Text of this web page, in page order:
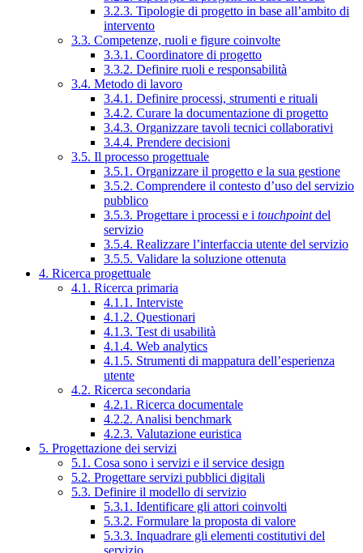
3.2.3. Tipologie di progetto in base all’ambito di
intervento
3.3. Competenze, ruoli e figure coinvolte
3.3.1. Coordinatore di progetto
3.3.2. Definire ruoli e responsabilità
3.4. Metodo di lavoro
3.4.1. Definire processi, strumenti e rituali
3.4.2. Curare la documentazione di progetto
3.4.3. Organizzare tavoli tecnici collaborativi
3.4.4. Prendere decisioni
3.5. Il processo progettuale
3.5.1. Organizzare il progetto e la sua gestione
3.5.2. Comprendere il contesto d’uso del servizio
pubblico
3.5.3. Progettare i processi e i touchpointdel
servizio
3.5.4. Realizzare l’interfaccia utente del servizio
3.5.5. Validare la soluzione ottenuta
4. Ricerca progettuale
4.1. Ricerca primaria
4.1.1. Interviste
4.1.2. Questionari
4.1.3. Test di usabilità
4.1.4. Web analytics
4.1.5. Strumenti di mappatura dell’esperienza
utente
4.2. Ricerca secondaria
4.2.1. Ricerca documentale
4.2.2. Analisi benchmark
4.2.3. Valutazione euristica
5. Progettazione dei servizi
5.1. Cosa sono i servizi e il service design
5.2. Progettare servizi pubblici digitali
5.3. Definire il modello di servizio
5.3.1. Identificare gli attori coinvolti
5.3.2. Formulare la proposta di valore
5.3.3. Inquadrare gli elementi costitutivi del
servizio